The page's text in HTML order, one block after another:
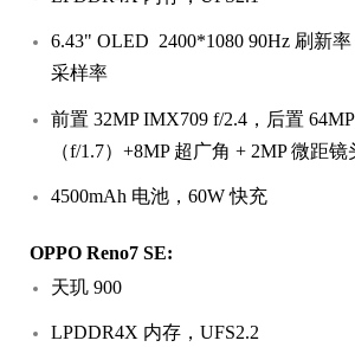
6.43" OLED 2400*1080 90Hz 刷新
采样率
前置 32MP IMX709 f/2.4，后置
（f/1.7）+8MP 超广角 + 2MP 微距镜
4500mAh 电池，60W 快充
OPPO Reno7 SE:
天玑 900
LPDDR4X 内存，UFS2.2